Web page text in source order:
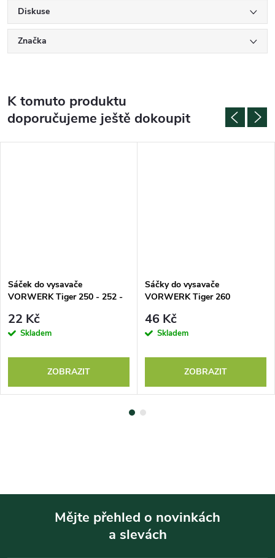
Diskuse
Značka
K tomuto produktu
doporučujeme ještě dokoupit
Sáček do vysavače
VORWERK Tiger 250 - 252 -
22 Kč
Skladem
ZOBRAZIT
Sáčky do vysavače
VORWERK Tiger 260
46 Kč
Skladem
ZOBRAZIT
Mějte přehled o novinkách
a slevách